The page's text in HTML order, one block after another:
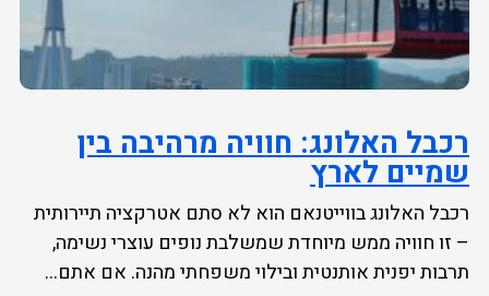
רכבל האלונג: חוויה מרהיבה בין
שמיים לארץ
רכבל האלונג בווייטנאם הוא לא סתם אטרקציה תיירותית
– זו חוויה ממש מיוחדת שמשלבת נופים עוצרי נשימה,
תרבות יפנית אותנטית ובילוי משפחתי מהנה. אם אתם...